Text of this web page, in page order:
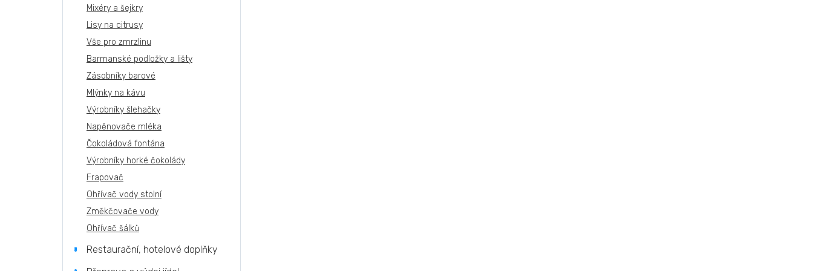
Mixéry a šejkry
Lisy na citrusy
Vše pro zmrzlinu
Barmanské podložky a lišty
Zásobníky barové
Mlýnky na kávu
Výrobníky šlehačky
Napěnovače mléka
Čokoládová fontána
Výrobníky horké čokolády
Frapovač
Ohřívač vody stolní
Změkčovače vody
Ohřívač šálků
Restaurační, hotelové doplňky